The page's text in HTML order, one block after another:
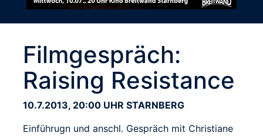
Filmgespräch:
Raising Resistance
10.7.2013, 20:00 UHR STARNBERG
Einführugn und anschl. Gespräch mit Christiane